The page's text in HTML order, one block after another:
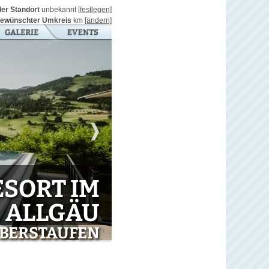
Standort unbekannt [festlegen]
Umkreis km [ändern]
IM
ALLGÄU